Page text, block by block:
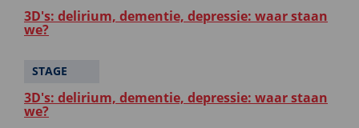
3D's: delirium, dementie, depressie: waar staan
we?
STAGE
3D's: delirium, dementie, depressie: waar staan
we?